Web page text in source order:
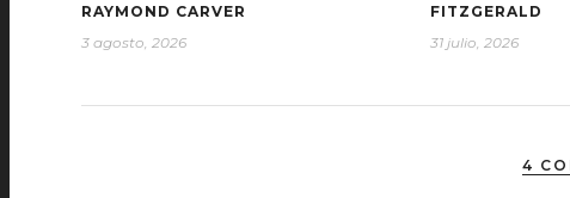
RAYMOND CARVER
3 agosto, 2026
FITZGERALD
31 julio, 2026
4